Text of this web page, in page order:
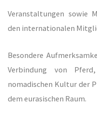
Veranstaltungen sowie
den internationalen
Besondere
Verbindung von
nomadischen Kultur der
dem eurasischen Raum.